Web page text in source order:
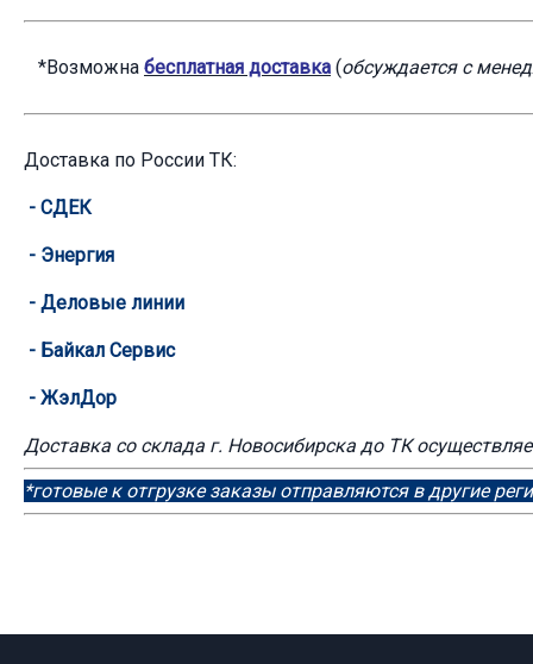
*Возможна бесплатная доставка (обсуждается с
Доставка по России ТК:
- СДЕК
- Энергия
- Деловые линии
- Байкал Сервис
- ЖэлДор
Доставка со склада г. Новосибирска до ТК
*готовые к отгрузке заказы отправляются в другие